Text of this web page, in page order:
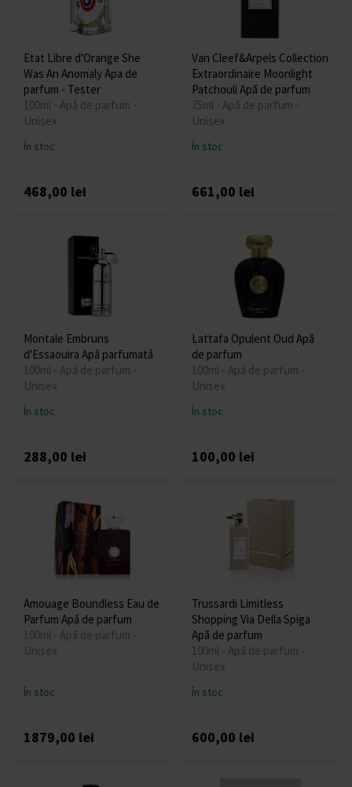
Etat Libre d'Orange She
Was An Anomaly Apa de
parfum - Tester
100ml - Apă de parfum -
Unisex
În stoc
468,00 lei
Van Cleef&Arpels Collection
Extraordinaire Moonlight
Patchouli Apă de parfum
75ml - Apă de parfum -
Unisex
În stoc
661,00 lei
Montale Embruns
d'Essaouira Apă parfumată
100ml - Apă de parfum -
Unisex
În stoc
288,00 lei
Lattafa Opulent Oud Apă
de parfum
100ml - Apă de parfum -
Unisex
În stoc
100,00 lei
Amouage Boundless Eau de
Parfum Apă de parfum
100ml - Apă de parfum -
Unisex
În stoc
1879,00 lei
Trussardi Limitless
Shopping Via Della Spiga
Apă de parfum
100ml - Apă de parfum -
Unisex
În stoc
600,00 lei